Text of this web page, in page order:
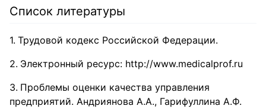
Список литературы
Трудовой кодекс Российской Федерации.
Электронный ресурс: http://www.medicalprof.ru
Проблемы оценки качества управления
предприятий. Андриянова А.А., Гарифуллина А.Ф.